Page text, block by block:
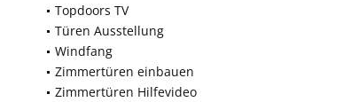
Topdoors TV
Türen Ausstellung
Windfang
Zimmertüren einbauen
Zimmertüren Hilfevideo